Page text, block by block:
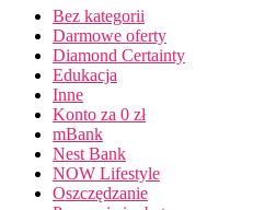
Bez kategorii
Darmowe oferty
Diamond Certainty
Edukacja
Inne
Konto za 0 zł
mBank
Nest Bank
NOW Lifestyle
Oszczędzanie